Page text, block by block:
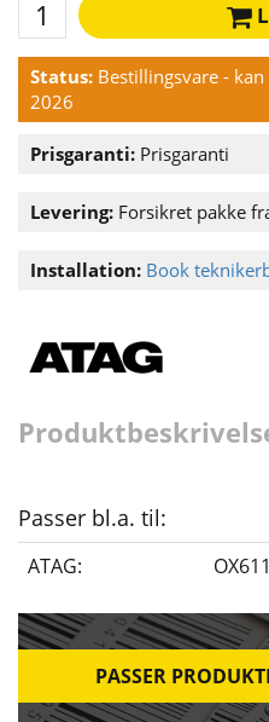
Status: Bestillingsvare -
2026
Prisgaranti: Prisgaranti
Levering: Forsikret pakke
Installation: Book
Passer bl.a. til:
ATAG:
PASSER